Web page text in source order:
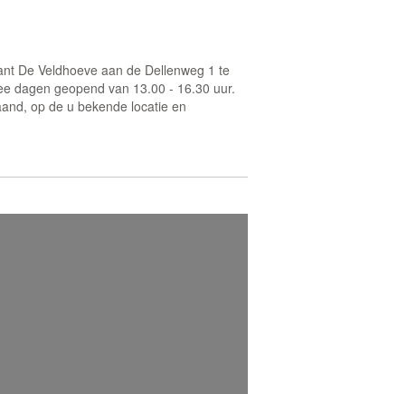
De Veldhoeve aan de Dellenweg 1 te
dagen geopend van 13.00 - 16.30 uur.
op de u bekende locatie en